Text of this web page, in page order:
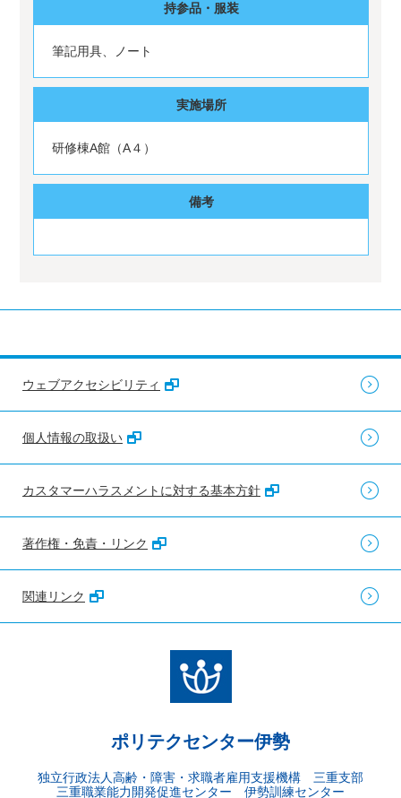
持参品・服装
筆記用具、ノート
実施場所
研修棟A館（A４）
備考
ウェブアクセシビリティ
個人情報の取扱い
カスタマーハラスメントに対する基本方針
著作権・免責・リンク
関連リンク
ポリテクセンター伊勢
独立行政法人高齢・障害・求職者雇用支援機構 三重支部
三重職業能力開発促進センター 伊勢訓練センター